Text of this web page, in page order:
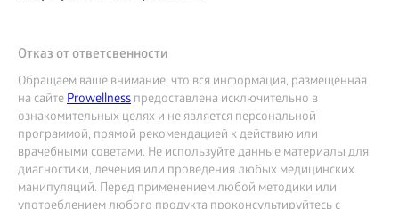
Отказ от ответсвенности
Обращаем ваше внимание, что вся информация, размещённая
на сайтеProwellness предоставлена исключительно в
ознакомительных целях и не является персональной
программой, прямой рекомендацией к действию или
врачебными советами. Не используйте данные материалы для
диагностики, лечения или проведения любых медицинских
манипуляций. Перед применением любой методики или